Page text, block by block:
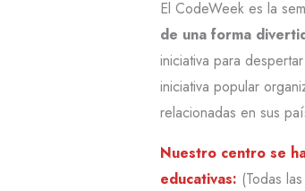
El CodeWeek es la
de una forma
iniciativa para
iniciativa popular
relacionadas en sus
Nuestro centro se
educativas: (Todas